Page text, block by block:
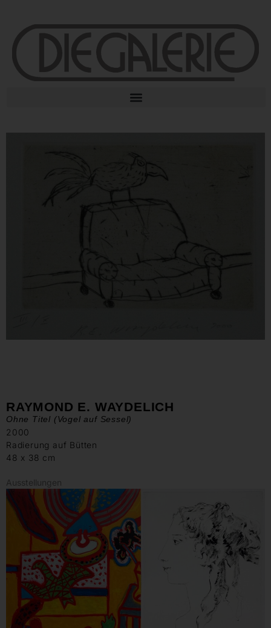
RAYMOND E. WAYDELICH
Ohne Titel (Vogel auf Sessel)
2000
Radierung auf Bütten
48 x 38 cm
Ausstellungen